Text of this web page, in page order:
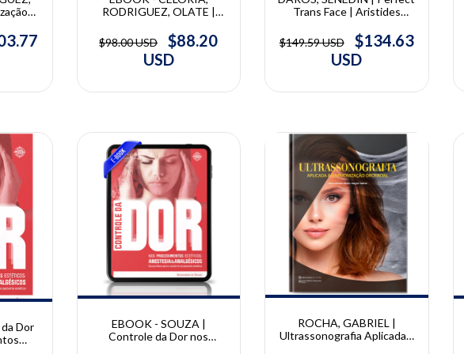
e
RODRIGUEZ, OLATE |
Orofacial Cirúrgica |
Antonio Celória, Eder A.
Sigua-Rodriguez e Sergio
$98.00 USD
$88.20
USD
Trans Face | Aristides
$149.59 USD
$134.63
USD
Dor
EBOOK - SOUZA |
Controle da Dor nos
ROCHA, GABRIEL |
Ultrassonografia Aplicada à